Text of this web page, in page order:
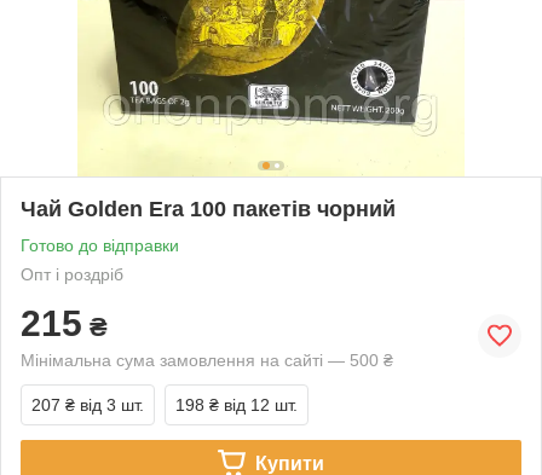
Чай Golden Era 100 пакетів чорний
Готово до відправки
Опт і роздріб
215 ₴
Мінімальна сума замовлення на сайті — 500 ₴
207 ₴ від 3 шт. 198 ₴ від 12 шт.
Купити